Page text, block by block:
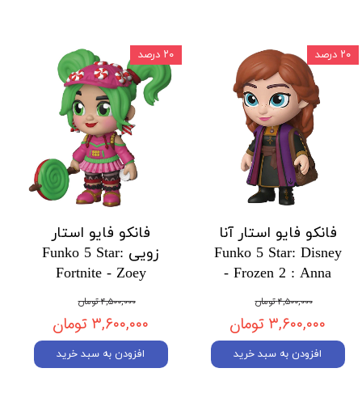
فانکو فایو استار آنا
Funko 5 Star: Disney
- Frozen 2 : Anna
۴,۵۰۰,۰۰۰ تومان
۳,۶۰۰,۰۰۰ تومان
افزودن به سبد خرید
۲۰ درصد
فانکو فایو استار
زویی Funko 5 Star:
Fortnite - Zoey
۴,۵۰۰,۰۰۰ تومان
۳,۶۰۰,۰۰۰ تومان
افزودن به سبد خرید
۲۰ درصد